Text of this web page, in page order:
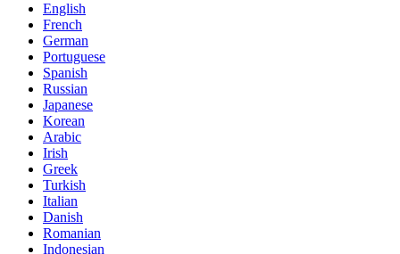
English
French
German
Portuguese
Spanish
Russian
Japanese
Korean
Arabic
Irish
Greek
Turkish
Italian
Danish
Romanian
Indonesian